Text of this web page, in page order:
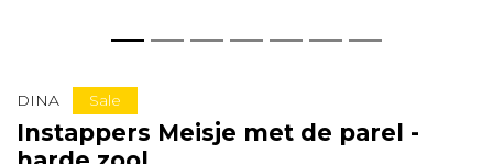
DINA Sale
Instappers Meisje met de parel -